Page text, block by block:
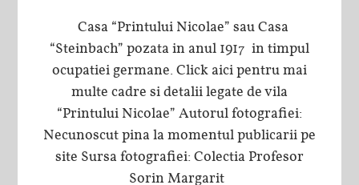
Casa “Printului Nicolae” sau Casa
“Steinbach” pozata in anul 1917 in timpul
ocupatiei germane. Click aici pentru mai
multe cadre si detalii legate de vila
“Printului Nicolae” Autorul fotografiei:
Necunoscut pina la momentul publicarii pe
site Sursa fotografiei: Colectia Profesor
Sorin Margarit